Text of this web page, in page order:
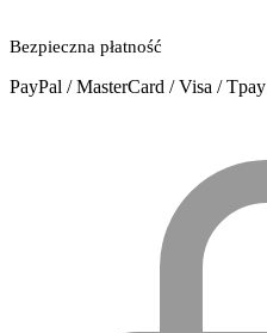
Bezpieczna płatność
PayPal / MasterCard / Visa / Tpay